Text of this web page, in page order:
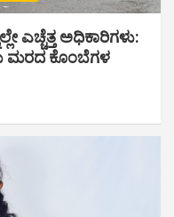
ಎಚ್ಚೆತ್ತ ಅಧಿಕಾರಿಗಳು:
ಮರದ ಕೊಂಬೆಗಳ